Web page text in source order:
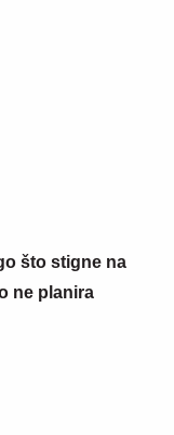
što stigne na
ne planira